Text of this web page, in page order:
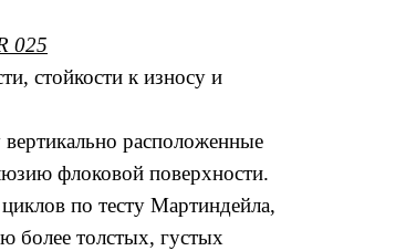
025
стойкости к износу и
расположенные
флоковой поверхности.
по тесту Мартиндейла,
более толстых, густых